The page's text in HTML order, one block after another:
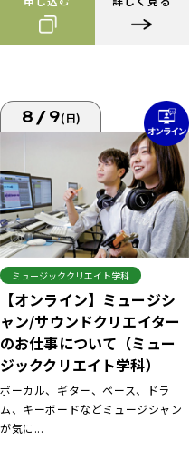
8/9(日)
ミュージッククリエイト学科
【オンライン】ミュージシ
ャン/サウンドクリエイター
のお仕事について（ミュー
ジッククリエイト学科）
ボーカル、ギター、ベース、ドラ
ム、キーボードなどミュージシャン
が気に...